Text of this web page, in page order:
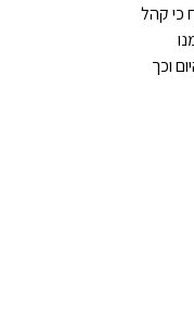
כי קהל
וכך